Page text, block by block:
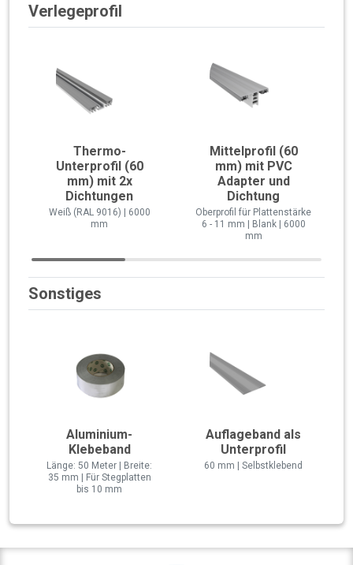
Verlegeprofil
Thermo-
Unterprofil (60
mm) mit 2x
Dichtungen
Weiß (RAL 9016) | 6000
mm
Mittelprofil (60
mm) mit PVC
Adapter und
Dichtung
Oberprofil für Plattenstärke
6 - 11 mm | Blank | 6000
mm
Sonstiges
Aluminium-
Klebeband
Länge: 50 Meter | Breite:
35 mm | Für Stegplatten
bis 10 mm
Auflageband als
Unterprofil
60 mm | Selbstklebend